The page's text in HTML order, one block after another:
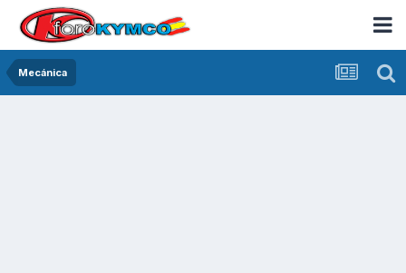
Mecánica